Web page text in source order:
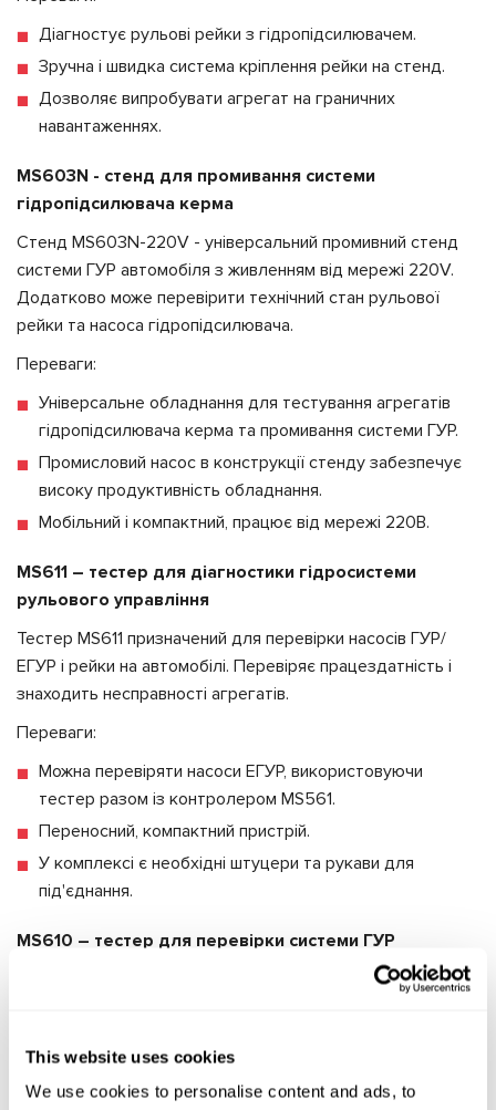
This website uses cookies
We use cookies to personalise content and ads, to
Діагностує рульові рейки з гідропідсилювачем.
Зручна і швидка система кріплення рейки на стенд.
Дозволяє випробувати агрегат на граничних
навантаженнях.
MS603N - стенд для промивання системи
гідропідсилювача керма
Стенд MS603N-220V - універсальний промивний стенд
системи ГУР автомобіля з живленням від мережі 220V.
Додатково може перевірити технічний стан рульової
рейки та насоса гідропідсилювача.
Переваги:
Універсальне обладнання для тестування агрегатів
гідропідсилювача керма та промивання системи ГУР.
Промисловий насос в конструкції стенду забезпечує
високу продуктивність обладнання.
Мобільний і компактний, працює від мережі 220В.
MS611 – тестер для діагностики гідросистеми
рульового управління
Тестер MS611 призначений для перевірки насосів ГУР/
ЕГУР і рейки на автомобілі. Перевіряє працездатність і
знаходить несправності агрегатів.
Переваги:
Можна перевіряти насоси ЕГУР, використовуючи
тестер разом із контролером MS561.
Переносний, компактний пристрій.
У комплексі є необхідні штуцери та рукави для
під'єднання.
MS610 – тестер для перевірки системи ГУР
Тестер MS610 допомагає знайти несправності насоса ГУР